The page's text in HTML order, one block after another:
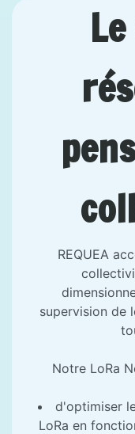
REQUEA
supervision de
Notre LoRa
d'optimiser
LoRa en